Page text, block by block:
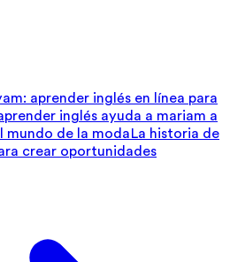
aprender inglés en línea para
inglés ayuda a mariam a
mundo de la modaLa historia de
crear oportunidades